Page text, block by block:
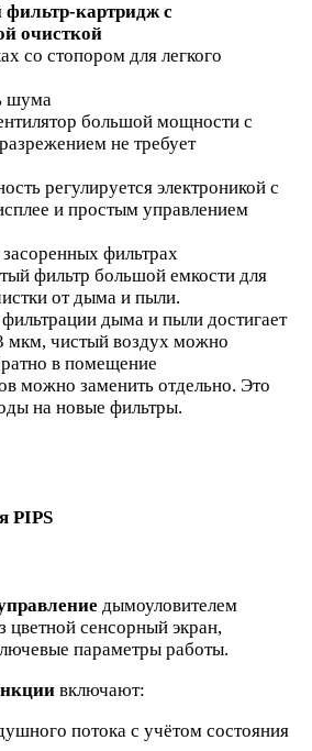
картридж с
очисткой
со стопором для легкого
шума
большой мощности с
не требует
регулируется электроникой с
и простым управлением
фильтрах
фильтр большой емкости для
от дыма и пыли.
дыма и пыли достигает
мкм, чистый воздух можно
в помещение
можно заменить отдельно. Это
на новые фильтры.
PIPS
дымоуловителем
цветной сенсорный экран,
параметры работы.
включают:
потока с учётом состояния